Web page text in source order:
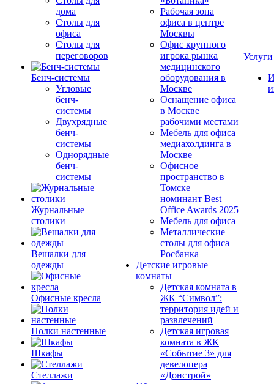
дома
Столы для
офиса
Столы для
переговоров
Бенч-системы
Угловые
бенч-
системы
Двухрядные
бенч-
системы
Однорядные
бенч-
системы
Журнальные
столики
Вешалки для
одежды
Офисные кресла
Полки настенные
Шкафы
Стеллажи
Рабочая зона
офиса в центре
Москвы
Офис крупного
игрока рынка
медицинского
оборудования в
Москве
Оснащение офиса
в Москве
рабочими местами
Мебель для офиса
медиахолдинга в
Москве
Офисное
пространство в
Томске —
номинант Best
Office Awards 2025
Мебель для офиса
Металлические
столы для офиса
Росбанка
Детские игровые
комнаты
Детская комната в
ЖК “Символ”:
территория идей и
развлечений
Детская игровая
комната в ЖК
«Событие 3» для
девелопера
«Донстрой»
Услуги